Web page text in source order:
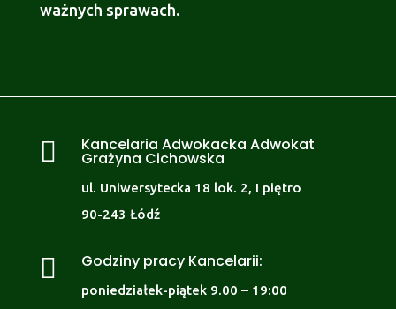
ważnych sprawach.
 Kancelaria Adwokacka Adwokat
Grażyna Cichowska
ul. Uniwersytecka 18 lok. 2, I piętro
90-243 Łódź
 Godziny pracy Kancelarii:
poniedziałek-piątek 9.00 – 19:00